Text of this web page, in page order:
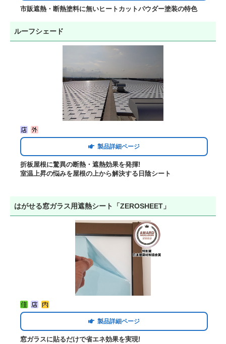
市販遮熱・断熱塗料に無いヒートカットパウダー塗装の特色
ルーフシェード
製品詳細ページ
折板屋根に驚異の断熱・遮熱効果を発揮!
室温上昇の悩みを屋根の上から解決する日陰シート
はがせる窓ガラス用遮熱シート「ZEROSHEET」
製品詳細ページ
窓ガラスに貼るだけで省エネ効果を実現!